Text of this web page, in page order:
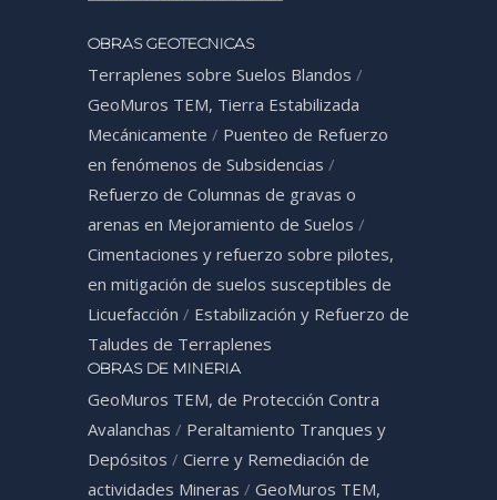
OBRAS GEOTECNICAS
Terraplenes sobre Suelos Blandos /
GeoMuros TEM, Tierra Estabilizada
Mecánicamente / Puenteo de Refuerzo
en fenómenos de Subsidencias /
Refuerzo de Columnas de gravas o
arenas en Mejoramiento de Suelos /
Cimentaciones y refuerzo sobre pilotes,
en mitigación de suelos susceptibles de
Licuefacción / Estabilización y Refuerzo de
Taludes de Terraplenes
OBRAS DE MINERIA
GeoMuros TEM, de Protección Contra
Avalanchas / Peraltamiento Tranques y
Depósitos / Cierre y Remediación de
actividades Mineras / GeoMuros TEM,